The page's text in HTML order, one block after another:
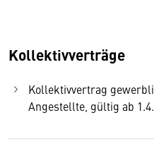
Kollektivverträge
Kollektivvertrag
Angestellte, gültig ab